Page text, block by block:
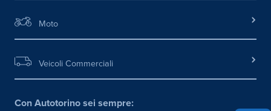
Moto
Veicoli Commerciali
Con Autotorino sei sempre: